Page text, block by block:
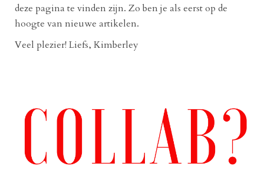
deze pagina te vinden zijn. Zo ben je als eerst op de
hoogte van nieuwe artikelen.
Veel plezier! Liefs, Kimberley